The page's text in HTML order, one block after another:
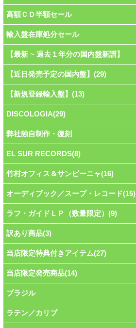
高額ＣＤ半額セール
輸入盤在庫処分セール
【最新 ~ 過去１年分の国内盤新譜】
【近日発売予定の国内盤】(29)
【新規登録輸入盤】(13)
DISCOLOGIA(29)
弊社独自制作・復刻
EL SUR RECORDS(8)
竹村オフィス＆サンビーニャ(16)
オーディブック／スープ・レコード(15)
ラフ・ガイドＬＰ（数量限定）(9)
訳あり商品(3)
当店限定特典付きアイテム(27)
当店限定発売商品(14)
ブラジル
ラテン／カリブ